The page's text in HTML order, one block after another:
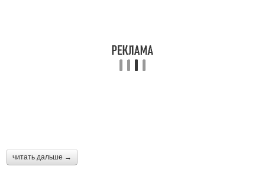
читать дальше →